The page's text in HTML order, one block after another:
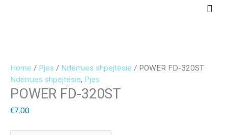
Main
Home / Pjes / Ndërrues shpejtësie / POWER FD-320ST
Ndërrues shpejtësie, Pjes
POWER FD-320ST
€7.00
FD-
320ST
quantity